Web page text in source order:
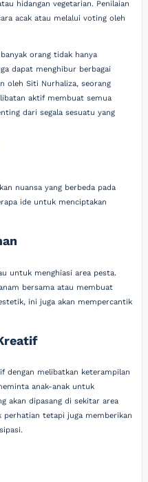
hidangan vegetarian. Penilaian
acak atau melalui voting oleh
orang tidak hanya
dapat menghibur berbagai
oleh Siti Nurhaliza, seorang
aktif membuat semua
dari segala sesuatu yang
nuansa yang berbeda pada
ide untuk menciptakan
untuk menghiasi area pesta.
bersama atau membuat
ini juga akan mempercantik
dengan melibatkan keterampilan
anak-anak untuk
akan dipasang di sekitar area
perhatian tetapi juga memberikan